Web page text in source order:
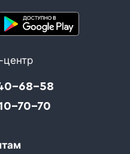
центр
68-58
70-70